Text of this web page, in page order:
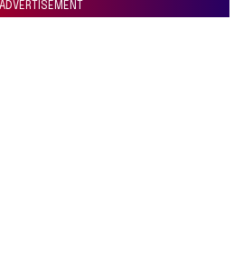
ADVERTISEMENT